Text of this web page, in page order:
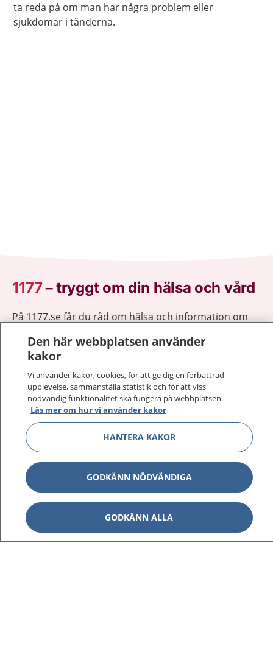
ta reda på om man har några problem eller
sjukdomar i tänderna.
1177–tryggt om din hälsa och vård
På 1177.se får du råd om hälsa och information om
Logga in för att läsa din journal och göra dina
vårdärenden. Ring telefonnummer 1177 för
sjukvårdsrådgivning dygnet runt.
1177 ger dig råd när du vill må bättre.
1177 på flera språk Visa
Om 1177 Visa
Visa
Den här webbplatsen använder
kakor
Vi använder kakor, cookies, för att ge dig en förbättrad
upplevelse, sammanställa statistik och för att viss
nödvändig funktionalitet ska fungera på webbplatsen.
Läs mer om hur vi använder kakor
HANTERA KAKOR
GODKÄNN NÖDVÄNDIGA
GODKÄNN ALLA